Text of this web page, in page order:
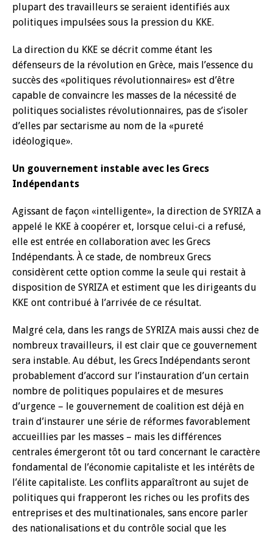
plupart des travailleurs se seraient identifiés aux
politiques impulsées sous la pression du KKE.
La direction du KKE se décrit comme étant les
défenseurs de la révolution en Grèce, mais l’essence du
succès des «politiques révolutionnaires» est d’être
capable de convaincre les masses de la nécessité de
politiques socialistes révolutionnaires, pas de s’isoler
d’elles par sectarisme au nom de la «pureté
idéologique».
Un gouvernement instable avec les Grecs
Indépendants
Agissant de façon «intelligente», la direction de SYRIZA a
appelé le KKE à coopérer et, lorsque celui-ci a refusé,
elle est entrée en collaboration avec les Grecs
Indépendants. À ce stade, de nombreux Grecs
considèrent cette option comme la seule qui restait à
disposition de SYRIZA et estiment que les dirigeants du
KKE ont contribué à l’arrivée de ce résultat.
Malgré cela, dans les rangs de SYRIZA mais aussi chez de
nombreux travailleurs, il est clair que ce gouvernement
sera instable. Au début, les Grecs Indépendants seront
probablement d’accord sur l’instauration d’un certain
nombre de politiques populaires et de mesures
d’urgence – le gouvernement de coalition est déjà en
train d’instaurer une série de réformes favorablement
accueillies par les masses – mais les différences
centrales émergeront tôt ou tard concernant le caractère
fondamental de l’économie capitaliste et les intérêts de
l’élite capitaliste. Les conflits apparaîtront au sujet de
politiques qui frapperont les riches ou les profits des
entreprises et des multinationales, sans encore parler
des nationalisations et du contrôle social que les